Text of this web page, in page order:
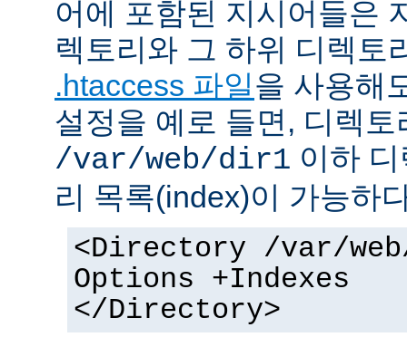
어에 포함된 지시어들은
렉토리와 그 하위 디렉토
.htaccess 파일을 사용해
설정을 예로 들면, 디렉
/var/web/dir1 이하
리 목록(index)이 가능하
<Directory /var/
Options +Indexes
</Directory>